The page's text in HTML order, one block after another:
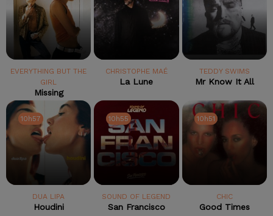
EVERYTHING BUT THE
GIRL
Missing
CHRISTOPHE MAÉ
La Lune
TEDDY SWIMS
Mr Know It All
10h57
10h57
DUA LIPA
Houdini
10h55
10h55
SOUND OF LEGEND
San Francisco
10h51
10h51
CHIC
Good Times